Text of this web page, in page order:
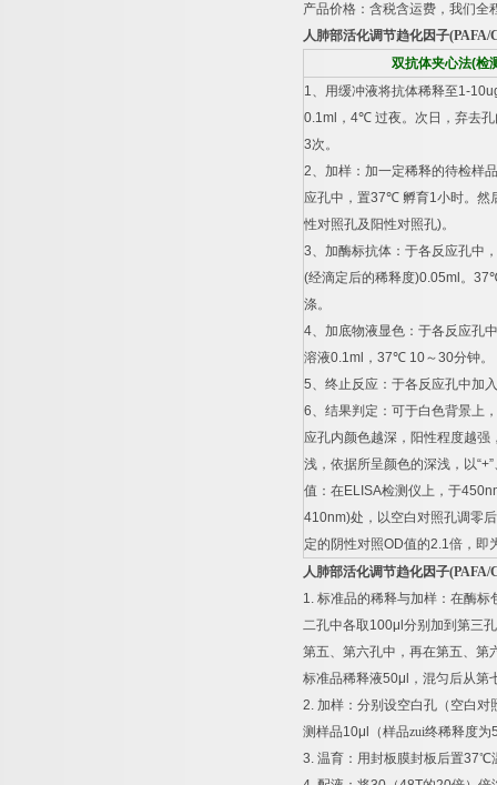
产品价格：含税含运费，我们全
人肺部活化调节趋化因子(PAFA/
双抗体夹心法(检
1、用缓冲液将抗体稀释至1-
0.1ml ， 4℃ 过夜。次日，弃去
3次。
2、加样：加一定稀释的待检样品
应孔中，置37℃ 孵育1小时。然
性对照孔及阳性对照孔)。
3、加酶标抗体：于各反应孔中
(经滴定后的稀释度)0.05ml 。 37
涤。
4、加底物液显色：于各反应孔
溶液0.1ml ， 37℃ 10～30分钟。
5、终止反应：于各反应孔中加入
6、结果判定：可于白色背景上
应孔内颜色越深，阳性程度越强
浅，依据所呈颜色的深浅，以“+”
值：在ELISA检测仪上，于
410nm)处，以空白对照孔调零
定的阴性对照OD值的2.1倍，即
人肺部活化调节趋化因子(PAFA/
1. 标准品的稀释与加样：在酶标
二孔中各取100μl 分别加到第三
第五、第六孔中，再在第五、第
标准品稀释液50μl
，混匀后从第
2. 加样：分别设空白孔（空白
测样品10μl （样品zui终稀释度为
3. 温育：用封板膜封板后置37℃